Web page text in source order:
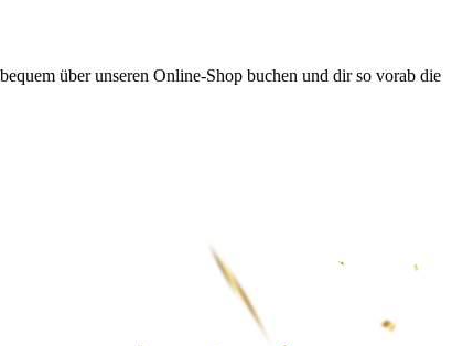
über unseren Online-Shop buchen und dir so vorab die